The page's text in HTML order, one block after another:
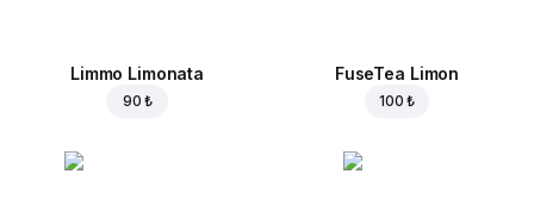
Limmo Limonata
90 ₺
FuseTea Limon
100 ₺